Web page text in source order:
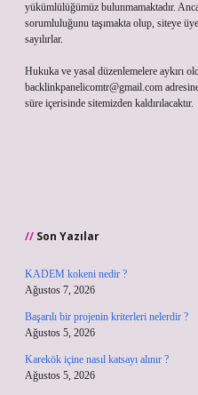
yükümlülüğümüz bulunmamaktadır.
sorumluluğunu taşımakta olup, siteye
sayılırlar.
Hukuka ve yasal düzenlemelere aykırı
backlinkpanelicomtr@gmail.com
süre içerisinde sitemizden kaldırılacaktır.
Son Yazılar
KADEM kokeni nedir ?
Ağustos 7, 2026
Başarılı bir projenin kriterleri nelerdir ?
Ağustos 5, 2026
Karekök içine nasıl katsayı alınır ?
Ağustos 5, 2026